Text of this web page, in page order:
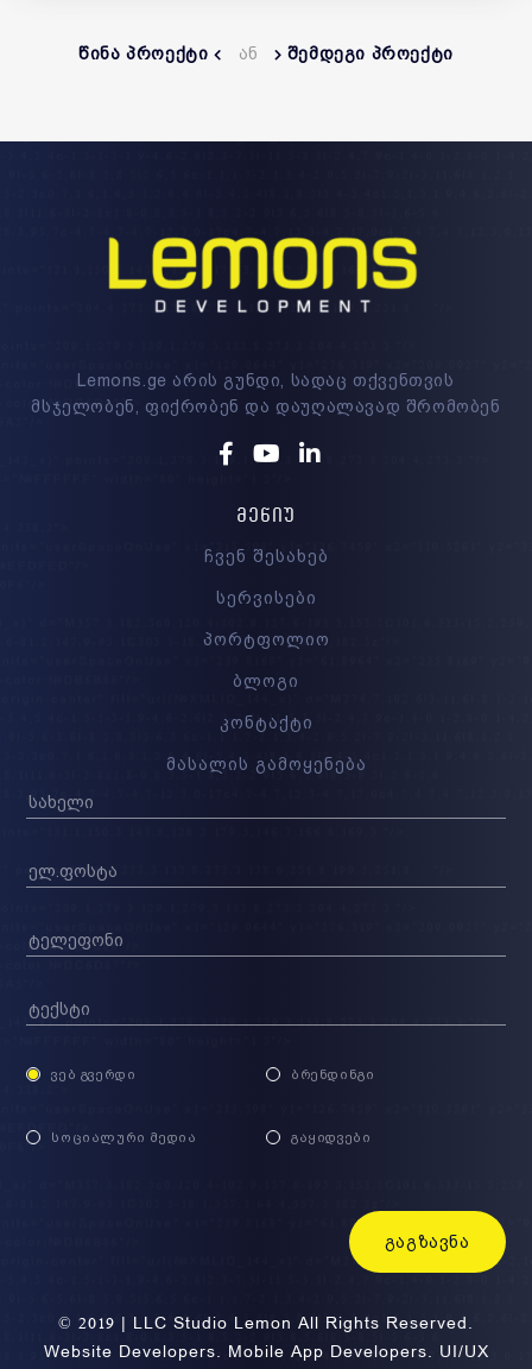
ᲬᲘᲜᲐ ᲞᲠᲝᲔᲥᲢᲘ ᲐᲜ ᲨᲔᲛᲓᲔᲒᲘ ᲞᲠᲝᲔᲥᲢᲘ
Lemons.ge არის გუნდი, სადაც თქვენთვის
მსჯელობენ, ფიქრობენ და დაუღალავად შრომობენ
ᲛᲔᲜᲘᲣ
ჩვენ შესახებ
სერვისები
პორტფოლიო
ბლოგი
კონტაქტი
მასალის გამოყენება
ᲕᲔᲑ ᲒᲕᲔᲠᲓᲘ ᲑᲠᲔᲜᲓᲘᲜᲒᲘ
ᲡᲝᲪᲘᲐᲚᲣᲠᲘ ᲛᲔᲓᲘᲐ ᲒᲐᲧᲘᲓᲕᲔᲑᲘ
ᲒᲐᲒᲖᲐᲕᲜᲐ
© 2019 | LLC Studio Lemon All Rights Reserved.
Website Developers. Mobile App Developers. UI/UX